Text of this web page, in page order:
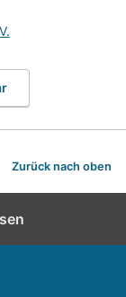
Zurück nach oben